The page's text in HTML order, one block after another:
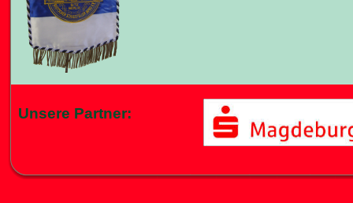
Unsere Partner: